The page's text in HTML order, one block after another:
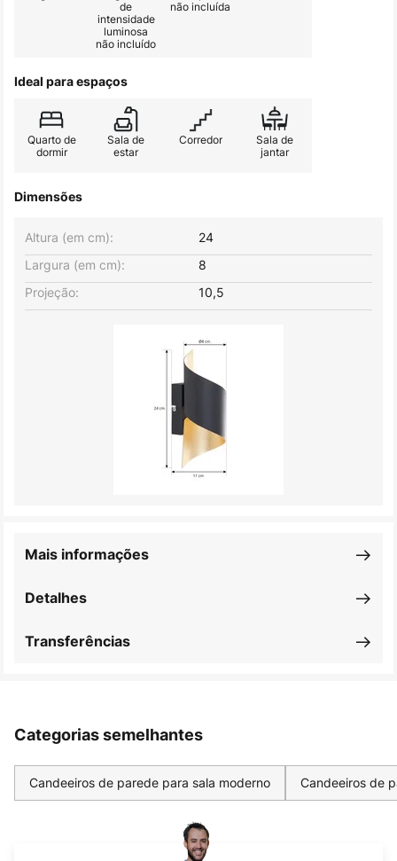
de
intensidade
luminosa
não incluído
não incluída
Ideal para espaços
Quarto de
dormir
Sala de
estar
Corredor
Sala de
jantar
Dimensões
Largura (em cm): 8
Altura (em cm): 24
Projeção: 10,5
Detalhes
Mais informações
Transferências
Categorias semelhantes
Candeeiros de parede para sala moderno Candeeiros de